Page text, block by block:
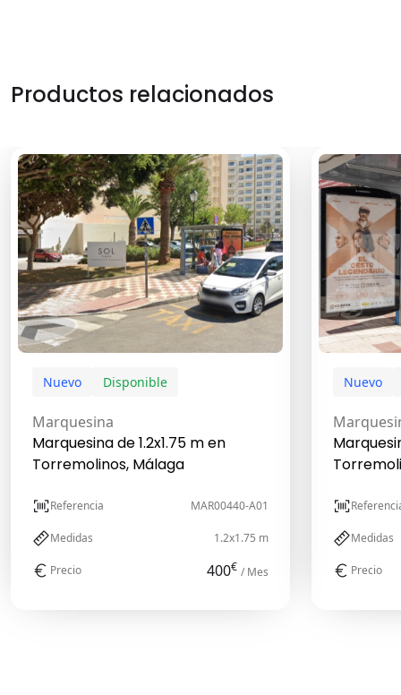
Productos relacionados
Nuevo Disponible
Marquesina
Marquesina de 1.2x1.75 m en
Torremolinos, Málaga
Referencia MAR00440-A01
Medidas 1.2x1.75 m
Precio 400€ / Mes
Nuevo
Medidas
Precio